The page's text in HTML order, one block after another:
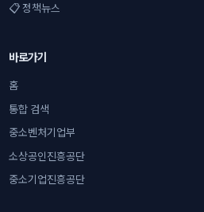
📋 정책뉴스
바로가기
홈
통합 검색
중소벤처기업부
소상공인진흥공단
중소기업진흥공단